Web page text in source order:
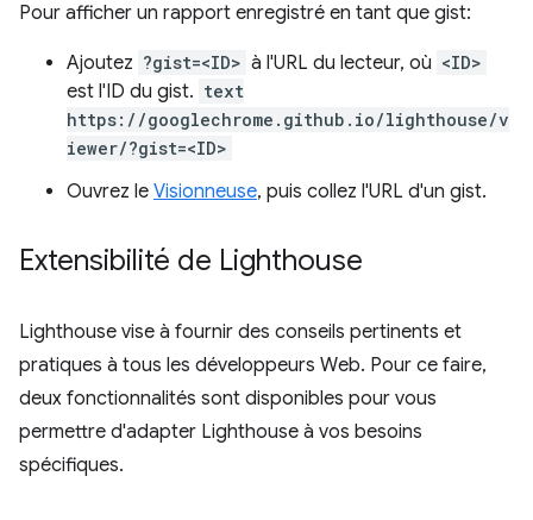
Pour afficher un rapport enregistré en tant que gist:
Ajoutez ?gist=<ID> à l'URL du lecteur, où <ID>
est l'ID du gist. text
https://googlechrome.github.io/lighthouse/v
iewer/?gist=<ID>
Ouvrez le Visionneuse, puis collez l'URL d'un gist.
Extensibilité de Lighthouse
Lighthouse vise à fournir des conseils pertinents et
pratiques à tous les développeurs Web. Pour ce faire,
deux fonctionnalités sont disponibles pour vous
permettre d'adapter Lighthouse à vos besoins
spécifiques.